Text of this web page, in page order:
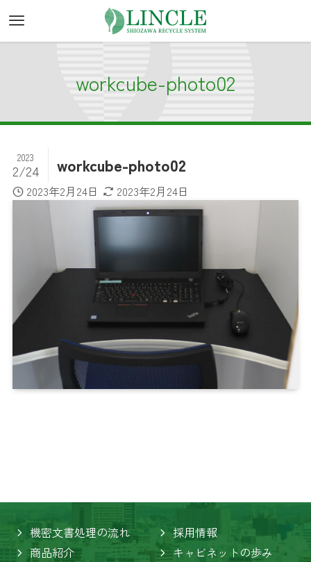
workcube-photo02
workcube-photo02
2023
2/24
2023年2月24日 2023年2月24日
機密文書処理の流れ
商品紹介
採用情報
キャビネットの歩み